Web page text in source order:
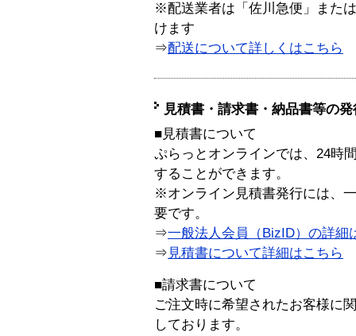
※配送業者は「佐川急便」また
けます
⇒配送について詳しくはこちら
見積書・請求書・納品書等の
■見積書について
ぷらっとオンラインでは、24時
することができます。
※オンライン見積書発行には、
要です。
⇒一般法人会員（BizID）の詳細
⇒ 見積書について詳細はこちら
■請求書について
ご注文時に希望されたお客様に
しております。